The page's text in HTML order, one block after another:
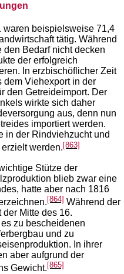
waren beispielsweise 71,4
tätig. Während
Bedarf nicht decken
der erfolgreich
In erzbischöflicher Zeit
Viehexport in der
den Getreideimport. Der
wirkte sich daher
aus, denn nun
importiert werden.
in der Rindviehzucht und
werden.[863]
Stütze der
blieb zwar eine
hatte aber nach 1816
[864] Während der
Mitte des 16.
zu bescheidenen
und zu
In ihrer
aber aufgrund der
Gewicht. [865]